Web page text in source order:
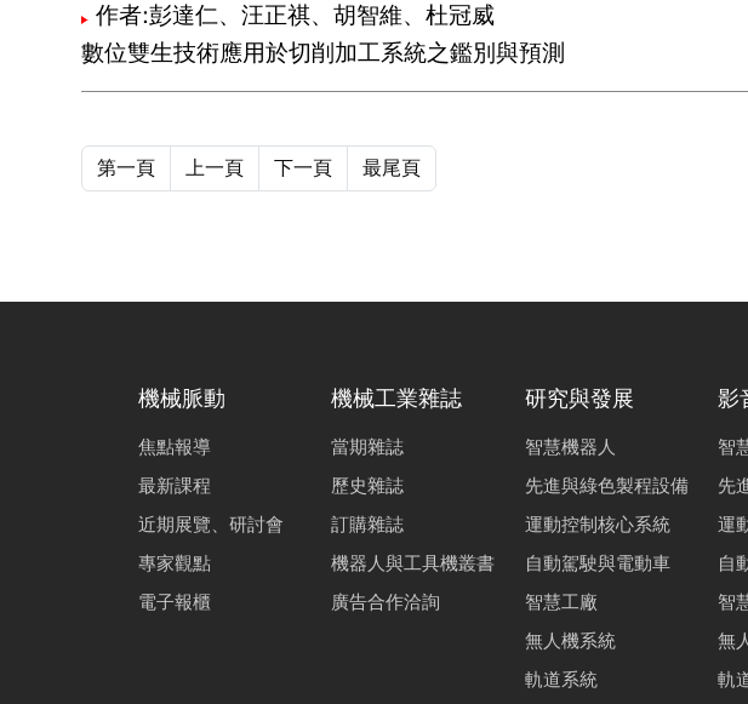
作者:彭達仁、汪正祺、胡智維、杜冠威
數位雙生技術應用於切削加工系統之鑑別與預測
第一頁 上一頁 下一頁 最尾頁
機械脈動
焦點報導
最新課程
近期展覽、研討會
專家觀點
電子報櫃
機械工業雜誌
當期雜誌
歷史雜誌
訂購雜誌
機器人與工具機叢書
廣告合作洽詢
研究與發展
智慧機器人
先進與綠色製程設備
運動控制核心系統
自動駕駛與電動車
智慧工廠
無人機系統
軌道系統
影
智
先
運
自
智
無
軌